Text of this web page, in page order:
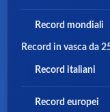
Record mondiali
Record in vasca da
Record italiani
Record europei